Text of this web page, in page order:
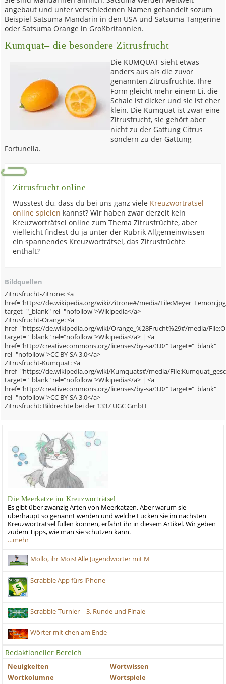
angebaut und unter verschiedenen Namen gehandelt sozum
Beispiel Satsuma Mandarin in den USA und Satsuma Tangerine
oder Satsuma Orange in Großbritannien.
Kumquat– die besondere Zitrusfrucht
Die KUMQUAT sieht etwas
anders aus als die zuvor
genannten Zitrusfrüchte. Ihre
Form gleicht mehr einem Ei, die
Schale ist dicker und sie ist eher
klein. Die Kumquat ist zwar eine
Zitrusfrucht, sie gehört aber
nicht zu der Gattung Citrus
sondern zu der Gattung
Fortunella.
Zitrusfrucht online
Wusstest du, dass du bei uns ganz viele Kreuzworträtsel
online spielen kannst? Wir haben zwar derzeit kein
Kreuzworträtsel online zum Thema Zitrusfrüchte, aber
vielleicht findest du ja unter der Rubrik Allgemeinwissen
ein spannendes Kreuzworträtsel, das Zitrusfrüchte
enthält?
Bildquellen
Zitrusfrucht-Zitrone: <a
href="https://de.wikipedia.org/wiki/Zitrone#/media/
target="_blank" rel="nofollow">Wikipedia</a>
Zitrusfrucht-Orange: <a
href="https://de.wikipedia.org/wiki/Orange_%28Frucht%29#/media/
target="_blank" rel="nofollow">Wikipedia</a> | <a
href="http://creativecommons.org/licenses/by-sa/3.0/" target="_blank"
rel="nofollow">CC BY-SA 3.0</a>
Zitrusfrucht-Kumquat: <a
href="https://de.wikipedia.org/wiki/Kumquats#/media/
target="_blank" rel="nofollow">Wikipedia</a> | <a
href="http://creativecommons.org/licenses/by-sa/3.0/" target="_blank"
rel="nofollow">CC BY-SA 3.0</a>
Zitrusfrucht: Bildrechte bei der 1337 UGC GmbH
Die Meerkatze im Kreuzworträtsel
Es gibt über zwanzig Arten von Meerkatzen. Aber warum sie
überhaupt so genannt werden und welche Lücken sie im nächsten
Kreuzworträtsel füllen können, erfahrt ihr in diesem Artikel. Wir geben
zudem Tipps, wie man sie schützen kann.
…mehr
Mollo, ihr Mois! Alle Jugendwörter mit M
Scrabble App fürs iPhone
Scrabble-Turnier – 3. Runde und Finale
Wörter mit chen am Ende
Redaktioneller Bereich
Neuigkeiten
Wortwissen
Wortkolumne
Wortspiele